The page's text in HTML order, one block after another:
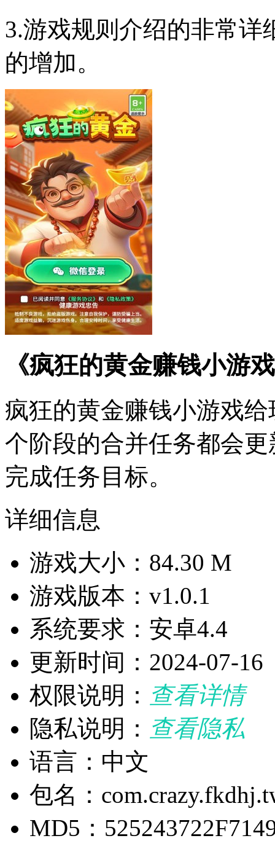
3.游戏规则介绍的非常
的增加。
《疯狂的黄金赚钱小游
疯狂的黄金赚钱小游戏
个阶段的合并任务都会
完成任务目标。
详细信息
游戏大小：84.30 M
游戏版本：v1.0.1
系统要求：安卓4.4
更新时间：2024-07-16
权限说明： 查看详情
隐私说明： 查看隐私
语言：中文
包名：
MD5：